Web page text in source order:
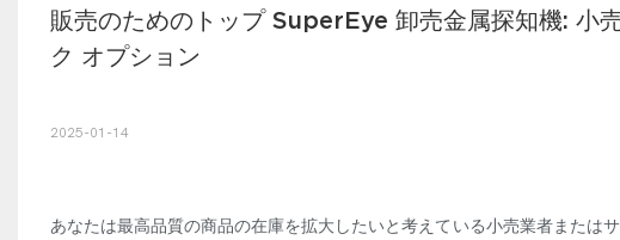
販売のためのトップ SuperEye 卸売金属探知機: 小
ク オプション
2025-01-14
あなたは最高品質の商品の在庫を拡大したいと考えている小売業者または